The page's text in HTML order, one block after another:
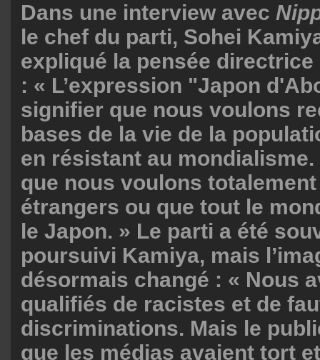
Dans une interview avec
le chef du parti, Sohei
expliqué la pensée
: « L’expression "Japon
signifier que nous voulons
bases de la vie de la
en résistant au
que nous voulons
étrangers ou que tout le
le Japon. » Le parti a été
poursuivi Kamiya, mais
désormais changé : « Nous
qualifiés de racistes et de
discriminations. Mais le
que les médias avaient tort